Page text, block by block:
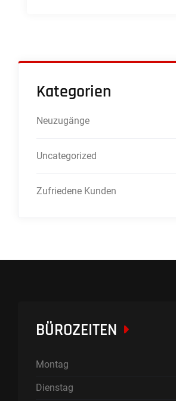
Kategorien
Neuzugänge
Uncategorized
Zufriedene Kunden
BÜROZEITEN
Montag
Dienstag